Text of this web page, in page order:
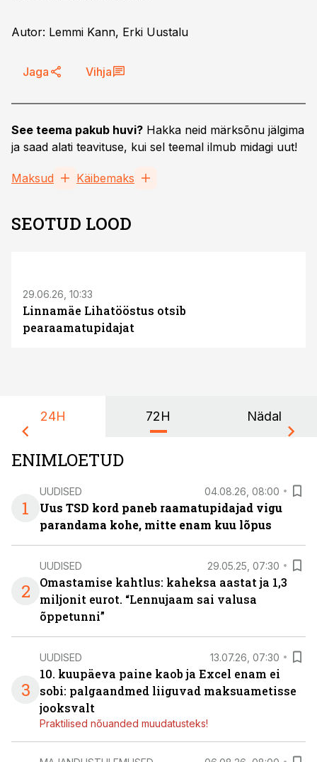
Autor: Lemmi Kann, Erki Uustalu
Jaga Vihja
See teema pakub huvi? Hakka neid märksõnu jälgima
ja saad alati teavituse, kui sel teemal ilmub midagi uut!
Maksud Käibemaks
SEOTUD LOOD
29.06.26, 10:33
Linnamäe Lihatööstus otsib
pearaamatupidajat
24H 72H Nädal
ENIMLOETUD
1
UUDISED 04.08.26, 08:00
Uus TSD kord paneb raamatupidajad vigu
parandama kohe, mitte enam kuu lõpus
2
UUDISED 29.05.25, 07:30
Omastamise kahtlus: kaheksa aastat ja 1,3
miljonit eurot. “Lennujaam sai valusa
õppetunni”
3
UUDISED 13.07.26, 07:30
10. kuupäeva paine kaob ja Excel enam ei
sobi: palgaandmed liiguvad maksuametisse
jooksvalt
Praktilised nõuanded muudatusteks!